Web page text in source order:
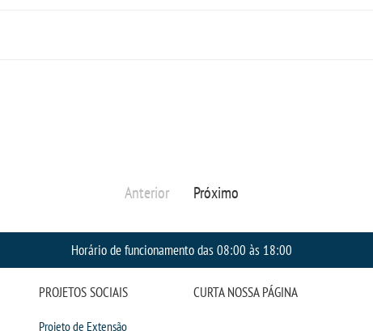
Anterior Próximo
Horário de funcionamento das 08:00 às 18:00
PROJETOS SOCIAIS
Projeto de Extensão
CURTA NOSSA PÁGINA